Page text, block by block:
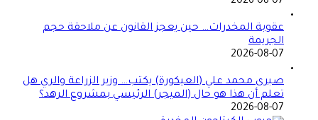
عقوبة المخدرات… حين يعجز القانون عن ملاحقة حجم
الجريمة
2026-08-07
صبرى محمد علي (العيكورة) يكتب… وزير الزراعة والري هل
تعلم أن هذا هو حال (الميجر) الرئيسي بمشروع الرهد؟
2026-08-07